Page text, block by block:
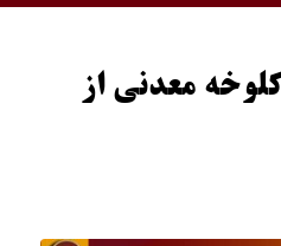
معدنی از